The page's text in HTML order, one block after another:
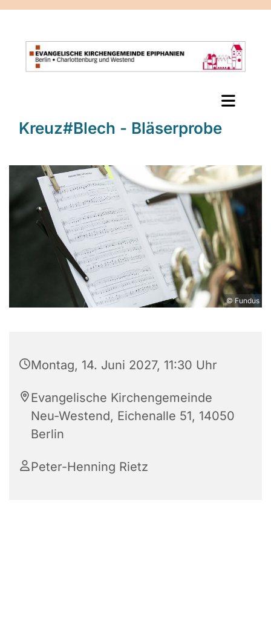
Kreuz#Blech - Bläserprobe
© Fundus
Montag, 14. Juni 2027, 11:30 Uhr
Evangelische Kirchengemeinde
Neu-Westend, Eichenalle 51, 14050
Berlin
Peter-Henning Rietz